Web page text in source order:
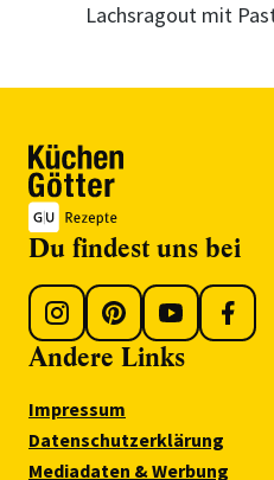
Lachsragout mit
Du findest uns bei
Andere Links
Impressum
Datenschutzerklärung
Mediadaten & Werbung